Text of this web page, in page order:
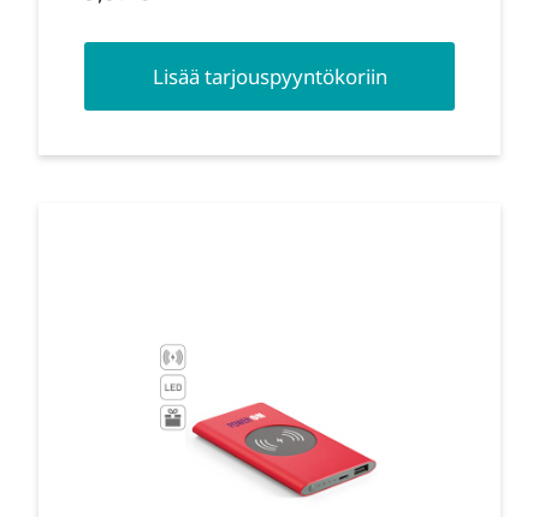
Lisää tarjouspyyntökoriin